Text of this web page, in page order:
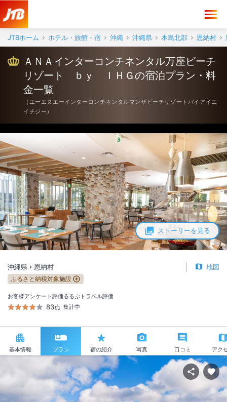
JTBホーム ホテル・旅館・宿 沖縄 沖縄県 本島北部 恩納村
ストーリーを見る
ＡＮＡインターコンチネンタル万座ビーチ
リゾート ｂｙ ＩＨＧの宿泊プラン・料
金一覧
（ エーエヌエーインターコンチネンタルマンザビーチリゾートバイアイエ
イチジー ）
沖縄県 恩納村 地図
ふるさと納税対象施設
お客様アンケート評価
83点
るるぶトラベル評価
集計中
基本情報 プラン 宿の紹介 写真 口コミ アク